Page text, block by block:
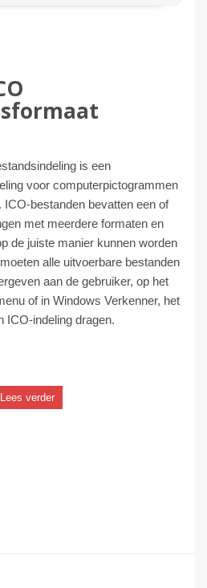
is een
voor computerpictogrammen
bestanden bevatten een of
met meerdere formaten en
de juiste manier kunnen worden
alle uitvoerbare bestanden
aan de gebruiker, op het
of in Windows Verkenner, het
ICO-indeling dragen.
Lees verder